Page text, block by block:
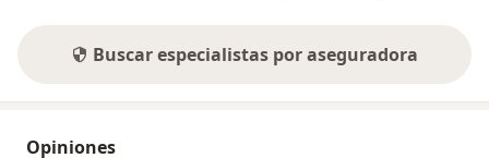
Buscar especialistas por aseguradora
Opiniones